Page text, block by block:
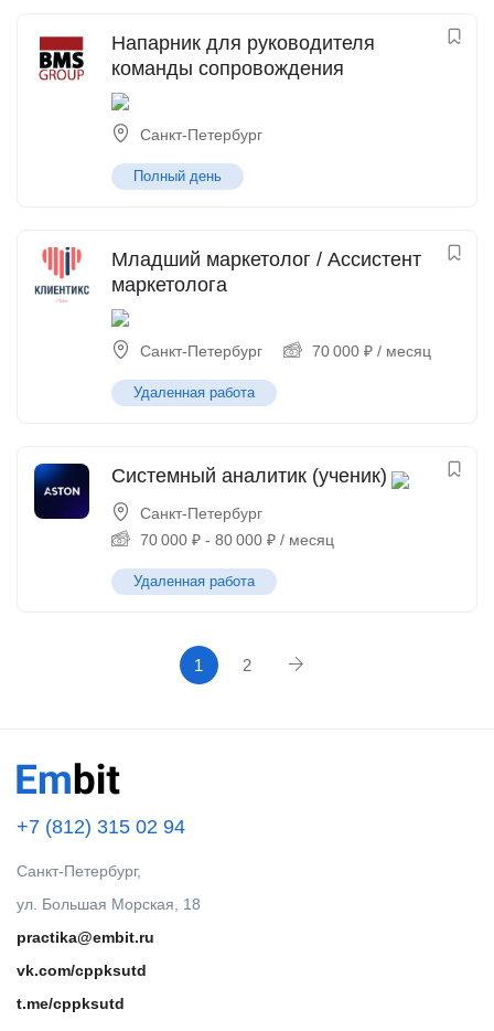
Напарник для руководителя
команды сопровождения
Санкт-Петербург
Полный день
Младший маркетолог / Ассистент
маркетолога
Санкт-Петербург 70 000 ₽ / месяц
Удаленная работа
Системный аналитик (ученик)
Санкт-Петербург
70 000 ₽ - 80 000 ₽ / месяц
Удаленная работа
1 2
+7 (812) 315 02 94
Санкт-Петербург,
ул. Большая Морская, 18
practika@embit.ru
vk.com/cppksutd
t.me/cppksutd